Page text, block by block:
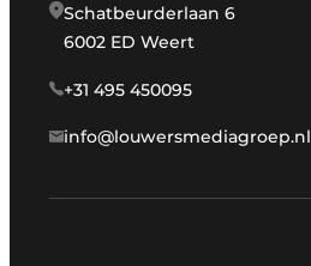
Schatbeurderlaan 6
6002 ED Weert
+31 495 450095
info@louwersmediagroep.nl